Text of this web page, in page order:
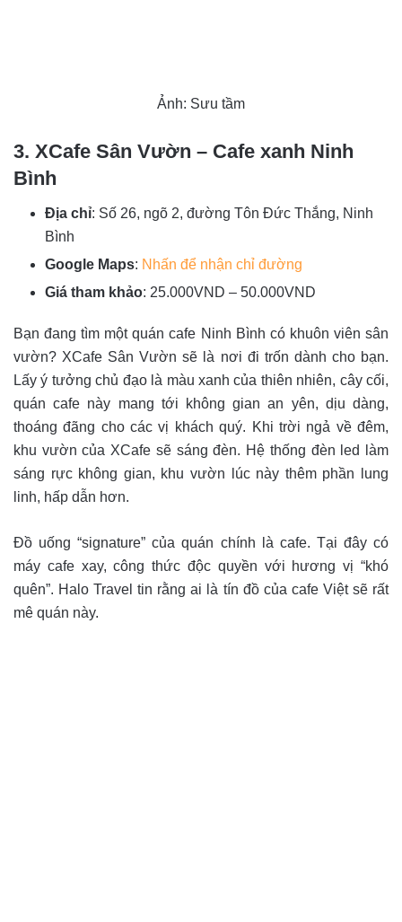
Ảnh: Sưu tầm
3. XCafe Sân Vườn – Cafe xanh Ninh
Bình
Địa chỉ: Số 26, ngõ 2, đường Tôn Đức Thắng, Ninh
Bình
Google Maps: Nhấn để nhận chỉ đường
Giá tham khảo: 25.000VND – 50.000VND
Bạn đang tìm một quán cafe Ninh Bình có khuôn viên sân
vườn? XCafe Sân Vườn sẽ là nơi đi trốn dành cho bạn.
Lấy ý tưởng chủ đạo là màu xanh của thiên nhiên, cây cối,
quán cafe này mang tới không gian an yên, dịu dàng,
thoáng đãng cho các vị khách quý. Khi trời ngả về đêm,
khu vườn của XCafe sẽ sáng đèn. Hệ thống đèn led làm
sáng rực không gian, khu vườn lúc này thêm phần lung
linh, hấp dẫn hơn.
Đồ uống “signature” của quán chính là cafe. Tại đây có
máy cafe xay, công thức độc quyền với hương vị “khó
quên”. Halo Travel tin rằng ai là tín đồ của cafe Việt sẽ rất
mê quán này.